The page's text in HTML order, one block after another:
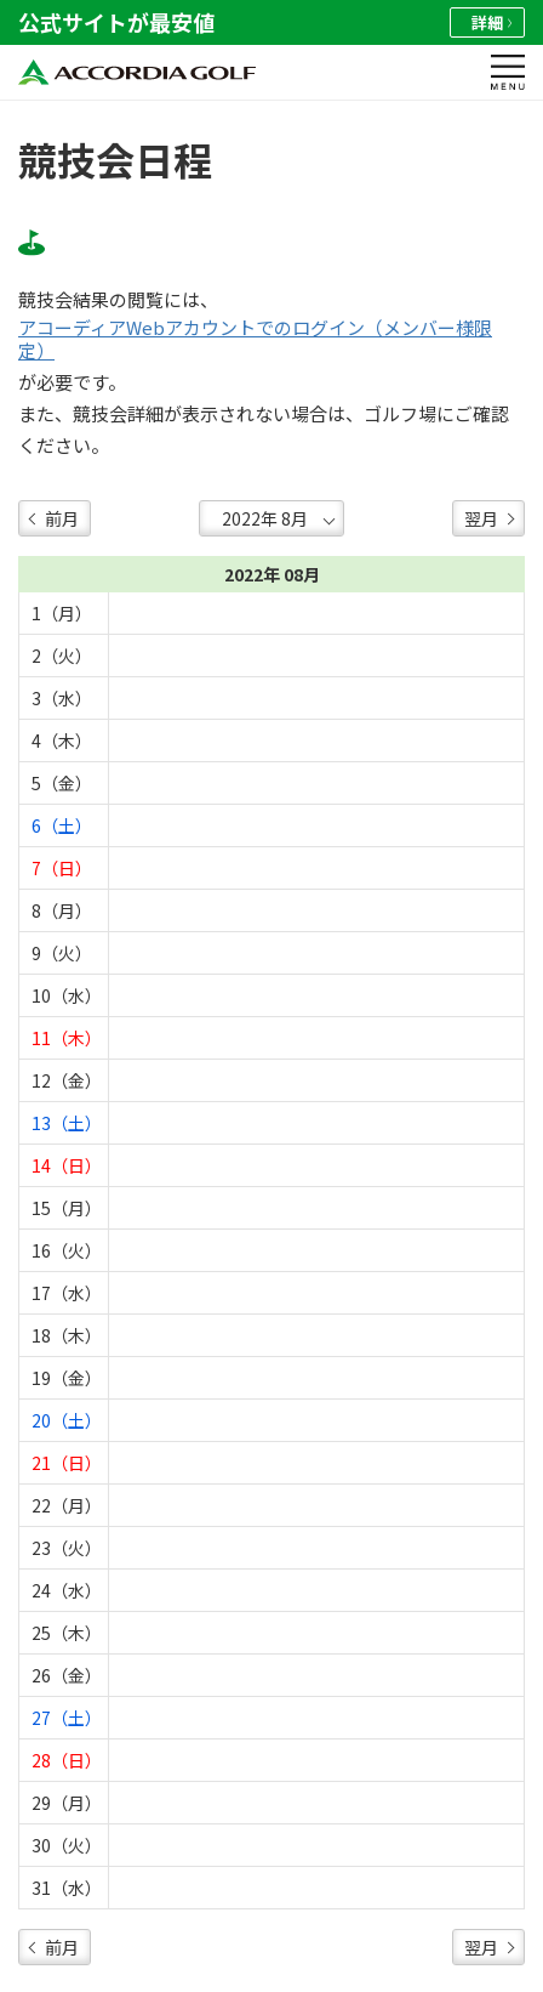
公式サイトが最安値 詳細
競技会日程
競技会結果の閲覧には、
アコーディアWebアカウントでのログイン（メンバー様限
定）
が必要です。
また、競技会詳細が表示されない場合は、ゴルフ場にご確認
ください。
前月 翌月
2022年 08月
1（月）
2（火）
3（水）
4（木）
5（金）
6（土）
7（日）
8（月）
9（火）
10（水）
11（木）
12（金）
13（土）
14（日）
15（月）
16（火）
17（水）
18（木）
19（金）
20（土）
21（日）
22（月）
23（火）
24（水）
25（木）
26（金）
27（土）
28（日）
29（月）
30（火）
31（水）
前月 翌月